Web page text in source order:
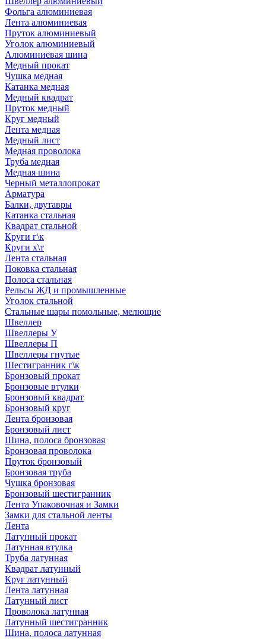
Фольга алюминиевая
Лента алюминиевая
Пруток алюминиевый
Уголок алюминиевый
Алюминиевая шина
Медный прокат
Чушка медная
Катанка медная
Медный квадрат
Пруток медный
Круг медный
Лента медная
Медный лист
Медная проволока
Труба медная
Медная шина
Черный металлопрокат
Арматура
Балки, двутавры
Катанка стальная
Квадрат стальной
Круги г\к
Круги х\т
Лента стальная
Поковка стальная
Полоса стальная
Рельсы ЖД и промышленные
Уголок стальной
Стальные шары помольные, мелющие
Швеллер
Швеллеры У
Швеллеры П
Швеллеры гнутые
Шестигранник г\к
Бронзовый прокат
Бронзовые втулки
Бронзовый квадрат
Бронзовый круг
Лента бронзовая
Бронзовый лист
Шина, полоса бронзовая
Бронзовая проволока
Пруток бронзовый
Бронзовая труба
Чушка бронзовая
Бронзовый шестигранник
Лента Упаковочная и Замки
Замки для стальной ленты
Лента
Латунный прокат
Латунная втулка
Труба латунная
Квадрат латунный
Круг латунный
Лента латунная
Латунный лист
Проволока латунная
Латунный шестигранник
Шина, полоса латунная